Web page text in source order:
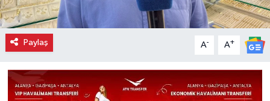
Paylaş A- A+